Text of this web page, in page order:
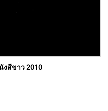
งสีขาว 2010